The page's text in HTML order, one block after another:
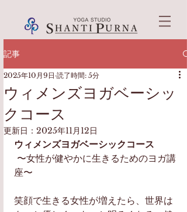
記事
ウィメンズヨガベーシッ
クコース
2025年10月9日 読了時間: 5分
更新日： 2025年11月12日
ウィメンズヨガベーシックコース
〜女性が健やかに生きるためのヨガ講
座〜
笑顔で生きる女性が増えたら、世界は